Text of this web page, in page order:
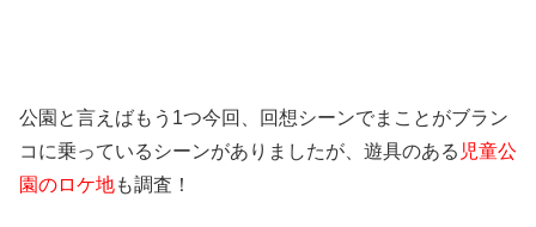
公園と言えばもう1つ今回、回想シーンでまことがブラン
コに乗っているシーンがありましたが、遊具のある 児童公
園のロケ地も調査！